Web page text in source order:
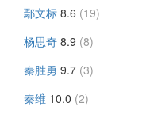
鄢文标 8.6 (19)
杨思奇 8.9 (8)
秦胜勇 9.7 (3)
秦维 10.0 (2)